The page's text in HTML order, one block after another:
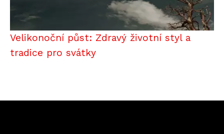
Velikonoční půst: Zdravý životní styl a
tradice pro svátky